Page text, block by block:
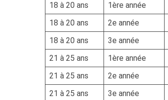
18 à 20 ans
1ère année
18 à 20 ans
2e année
18 à 20 ans
3e année
21 à 25 ans
1ère année
21 à 25 ans
2e année
21 à 25 ans
3e année